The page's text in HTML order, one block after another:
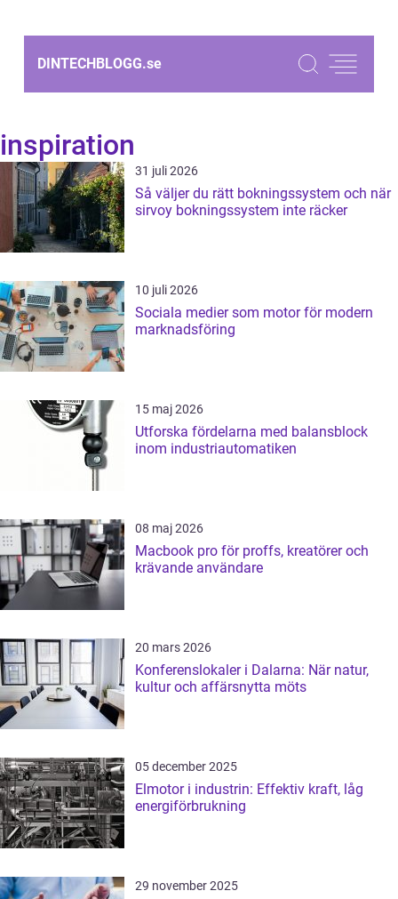
DINTECHBLOGG.se
inspiration
31 juli 2026
Så väljer du rätt bokningssystem och när
sirvoy bokningssystem inte räcker
10 juli 2026
Sociala medier som motor för modern
marknadsföring
15 maj 2026
Utforska fördelarna med balansblock
inom industriautomatiken
08 maj 2026
Macbook pro för proffs, kreatörer och
krävande användare
20 mars 2026
Konferenslokaler i Dalarna: När natur,
kultur och affärsnytta möts
05 december 2025
Elmotor i industrin: Effektiv kraft, låg
energiförbrukning
29 november 2025